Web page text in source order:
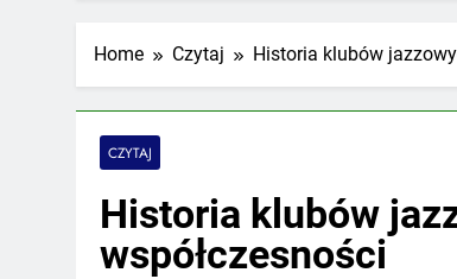
Home Czytaj Historia klubów
CZYTAJ
Historia klubów
współczesności